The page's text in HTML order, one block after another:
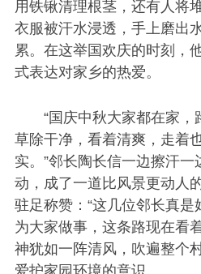
用铁锹清理根茎，还有人将
衣服被汗水浸透，手上磨出
累。在这举国欢庆的时刻，
式表达对家乡的热爱。
“国庆中秋大家都在家
草除干净，看着清爽，走着
实。”邻长陶长信一边擦汗
动，成了一道比风景更动人
驻足称赞：“这几位邻长真
为大家做事，这条路现在看
神犹如一阵清风，吹遍整个
爱护家园环境的意识。